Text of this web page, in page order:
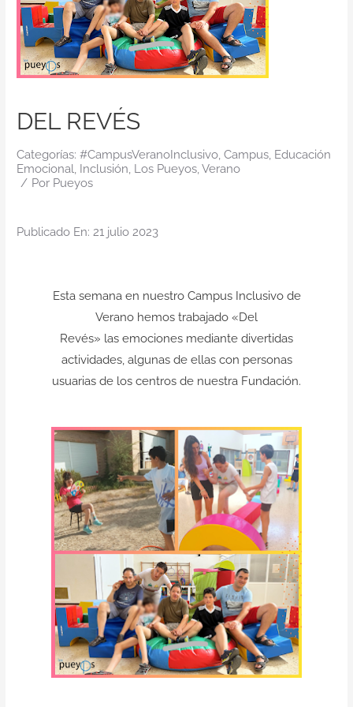
Contacto
DEL REVÉS
Categorías: #CampusVeranoInclusivo, Campus, Educación
Emocional, Inclusión, Los Pueyos,Verano
/ Por Pueyos
Publicado En: 21 julio 2023
Esta semana en nuestro Campus Inclusivo de
Verano hemos trabajado «Del
Revés» las emociones mediante divertidas
actividades, algunas de ellas con personas
usuarias de los centros de nuestra Fundación.